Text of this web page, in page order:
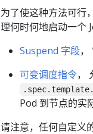
为了使这种方法可行
理何时何地启动一个
Suspend 字段，
可变调度指令，
Pod 到节点的实
请注意，任何自定义